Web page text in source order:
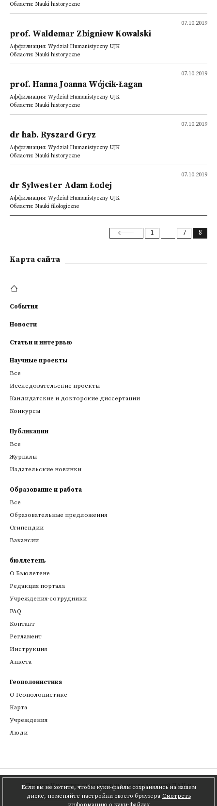
Области: Nauki historyczne
07.10.2019
prof. Waldemar Zbigniew Kowalski
Аффилиация: Wydział Humanistyczny UJK
Области: Nauki historyczne
07.10.2019
prof. Hanna Joanna Wójcik-Łagan
Аффилиация: Wydział Humanistyczny UJK
Области: Nauki historyczne
07.10.2019
dr hab. Ryszard Gryz
Аффилиация: Wydział Humanistyczny UJK
Области: Nauki historyczne
07.10.2019
dr Sylwester Adam Łodej
Аффилиация: Wydział Humanistyczny UJK
Области: Nauki filologiczne
1 7 8
Если вы не хотите, чтобы куки-файлы сохранялись на вашем
диске, поменяйте настройки своего браузера Смотреть
Kарта сайта
События
Новости
Статьи и интервью
Научные проекты
Все
Исследовательские проекты
Кандидатские и докторские диссертации
Конкурсы
Публикации
Все
Журналы
Издательские новинки
Образование и работа
Все
Образовательные предложения
Стипендии
Вакансии
бюллетень
О Бьюлетене
Редакция портала
Учреждения-сотрудники
FAQ
Контакт
Регламент
Инструкция
Анкета
Геополонистика
О Геополонистике
Kарта
Учреждения
Люди
ПроектИнститут литературных исследований ПАНи
Познаньского центра суперкомпьютерно-сетевого,